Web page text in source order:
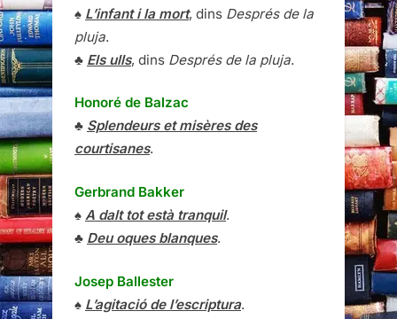
♠ L’infant i la mort, dins Després de la
pluja.
♣ Els ulls, dins Després de la pluja.
Honoré de Balzac
♣ Splendeurs et misères des
courtisanes.
Gerbrand Bakker
♠ A dalt tot està tranquil.
♣ Deu oques blanques.
Josep Ballester
♠ L’agitació de l’escriptura.